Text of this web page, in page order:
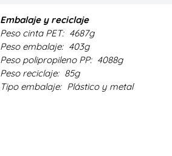
Embalaje y reciclaje
Peso cinta PET: 4687g
Peso embalaje: 403g
Peso polipropileno PP: 4088g
Peso reciclaje: 85g
Tipo embalaje: Plástico y metal